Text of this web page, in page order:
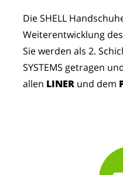
Die SHELL
Weiterentwicklung des
Sie werden als 2.
SYSTEMS getragen
allen LINER und dem